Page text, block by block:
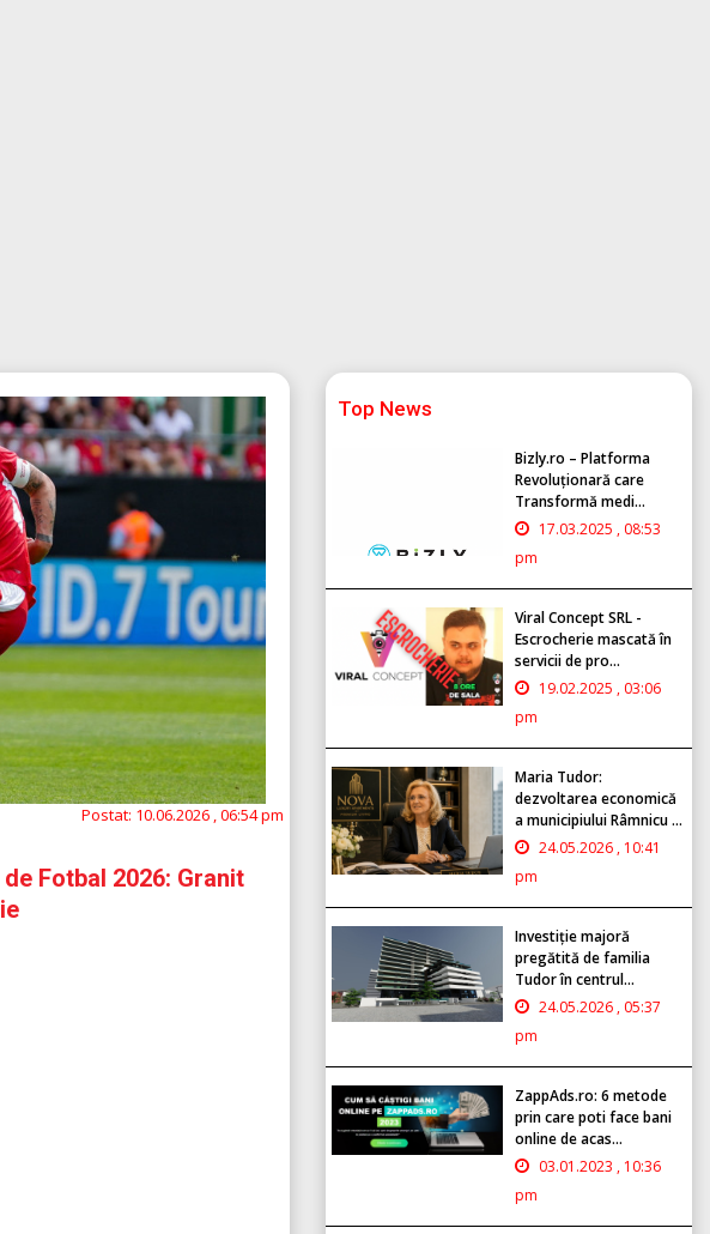
Postat: 10.06.2026 , 06:54 pm
Fotbal 2026: Granit
Top News
Bizly.ro – Platforma
Revoluționară care
Transformă medi...
17.03.2025 , 08:53
pm
Viral Concept SRL -
Escrocherie mascată în
servicii de pro...
19.02.2025 , 03:06
pm
Maria Tudor:
dezvoltarea economică
a municipiului Râmnicu ...
24.05.2026 , 10:41
pm
Investiție majoră
pregătită de familia
Tudor în centrul...
24.05.2026 , 05:37
pm
ZappAds.ro: 6 metode
prin care poti face bani
online de acas...
03.01.2023 , 10:36
pm